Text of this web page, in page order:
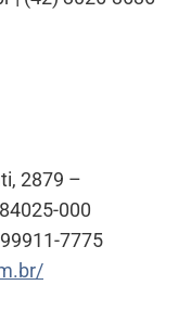
2879 –
000
7775